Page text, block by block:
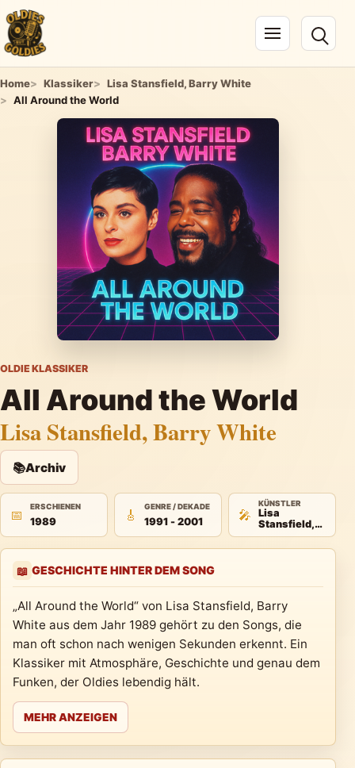
Navigation öffnen
Home Klassiker
Lisa Stansfield, Barry White
All Around the World
OLDIE KLASSIKER
All Around the World
Lisa Stansfield, Barry White
📚Archiv
📅
ERSCHIENEN
1989 🎸
GENRE / DEKADE
1991 - 2001 🎤
KÜNSTLER
Lisa
Stansfield,
Barry White
📖 GESCHICHTE HINTER DEM SONG
„All Around the World“ von Lisa Stansfield, Barry
White aus dem Jahr 1989 gehört zu den Songs, die
man oft schon nach wenigen Sekunden erkennt. Ein
Klassiker mit Atmosphäre, Geschichte und genau dem
Funken, der Oldies lebendig hält.
MEHR ANZEIGEN